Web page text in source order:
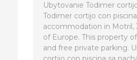
Ubytovanie Todimer
Todimer cortijo con
accommodation in
of Europe. This property
and free private parking.